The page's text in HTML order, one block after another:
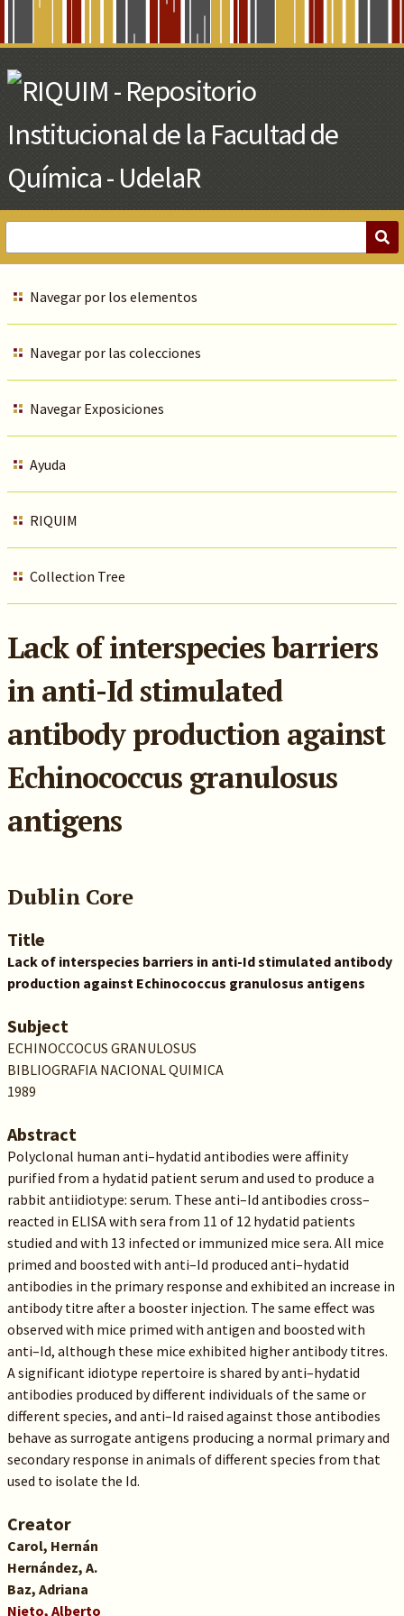
Main
Content
Navegar por los elementos
Navegar por las colecciones
Navegar Exposiciones
Ayuda
RIQUIM
Collection Tree
Lack of interspecies barriers
in anti-Id stimulated
antibody production against
Echinococcus granulosus
antigens
Dublin Core
Title
Lack of interspecies barriers in anti-Id stimulated antibody
production against Echinococcus granulosus antigens
Subject
ECHINOCCOCUS GRANULOSUS
BIBLIOGRAFIA NACIONAL QUIMICA
1989
Abstract
Polyclonal human anti–hydatid antibodies were affinity
purified from a hydatid patient serum and used to produce a
rabbit antiidiotype: serum. These anti–Id antibodies cross–
reacted in ELISA with sera from 11 of 12 hydatid patients
studied and with 13 infected or immunized mice sera. All mice
primed and boosted with anti–Id produced anti–hydatid
antibodies in the primary response and exhibited an increase in
antibody titre after a booster injection. The same effect was
observed with mice primed with antigen and boosted with
anti–Id, although these mice exhibited higher antibody titres.
A significant idiotype repertoire is shared by anti–hydatid
antibodies produced by different individuals of the same or
different species, and anti–Id raised against those antibodies
behave as surrogate antigens producing a normal primary and
secondary response in animals of different species from that
used to isolate the Id.
Creator
Carol, Hernán
Hernández, A.
Baz, Adriana
Nieto, Alberto